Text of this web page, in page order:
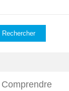
Comprendre